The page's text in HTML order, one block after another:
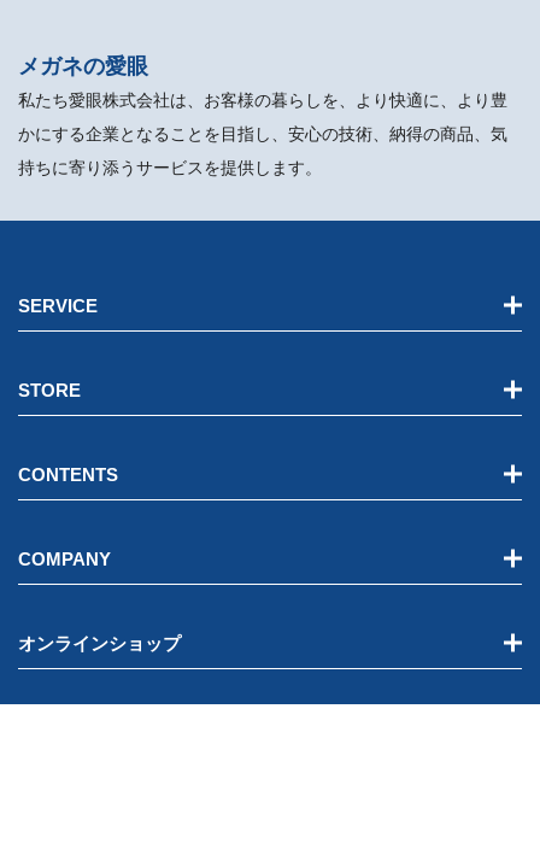
メガネの愛眼
私たち愛眼株式会社は、お客様の暮らしを、より快適に、より豊
かにする企業となることを目指し、安心の技術、納得の商品、気
持ちに寄り添うサービスを提供します。
SERVICE
STORE
CONTENTS
COMPANY
オンラインショップ